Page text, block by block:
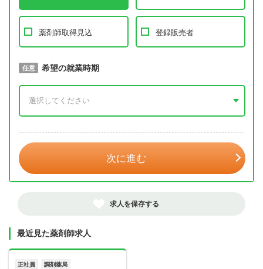
薬剤師取得見込 登録販売者
必須 取得予定年
任意 希望の就業時期
次に進む
求人を保存する
最近見た薬剤師求人
正社員 調剤薬局